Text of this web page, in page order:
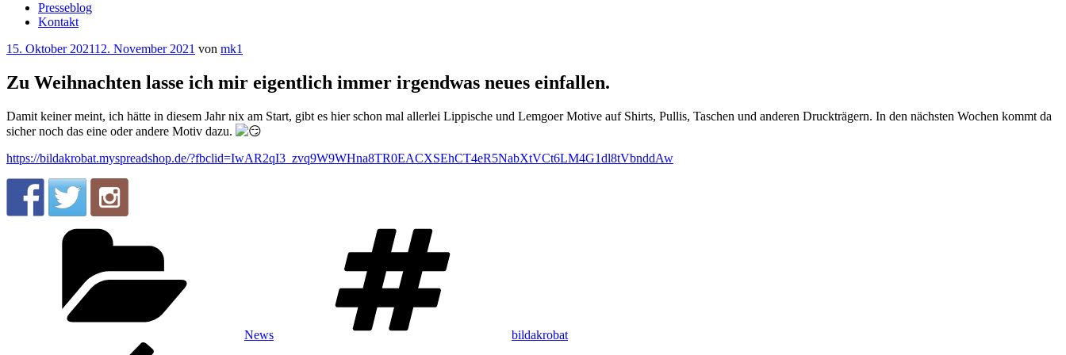
Presseblog
Kontakt
Veröffentlicht
15. Oktober 202112. November 2021 von mk1
Zu Weihnachten lasse ich mir eigentlich immer irgendwas neues einfallen.
Damit keiner meint, ich hätte in diesem Jahr nix am Start, gibt es hier schon mal allerlei Lippische und Lemgoer Motive auf Shirts, Pullis, Taschen und anderen Druckträgern. In den nächsten Wochen kommt da
sicher noch das eine oder andere Motiv dazu.
https://bildakrobat.myspreadshop.de/?fbclid=IwAR2qI3_zvq9W9WHna8TR0EACXSEhCT4eR5NabXtVCt6LM4G1dl8tVbnddAw
News bildakrobat